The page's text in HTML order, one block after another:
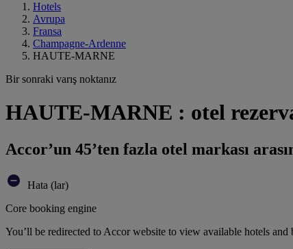
Hotels
Avrupa
Fransa
Champagne-Ardenne
HAUTE-MARNE
Bir sonraki varış noktanız
HAUTE-MARNE : otel
Accor’un 45’ten fazla otel markası
Hata (lar)
Core booking engine
You’ll be redirected to Accor website to view available hotels and